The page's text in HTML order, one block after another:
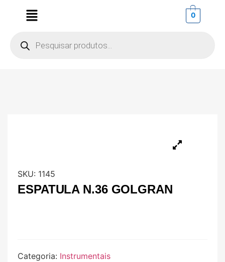
0
SKU: 1145
ESPATULA N.36 GOLGRAN
Categoria: Instrumentais